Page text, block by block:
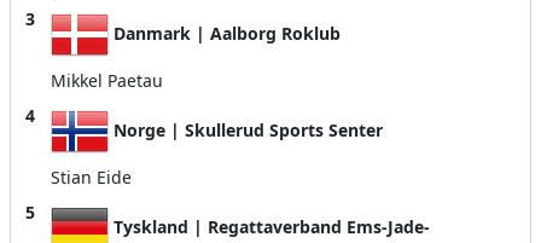
3
Danmark | Aalborg Roklub
Mikkel Paetau
4
Norge | Skullerud Sports Senter
Stian Eide
5
Tyskland | Regattaverband Ems-Jade-